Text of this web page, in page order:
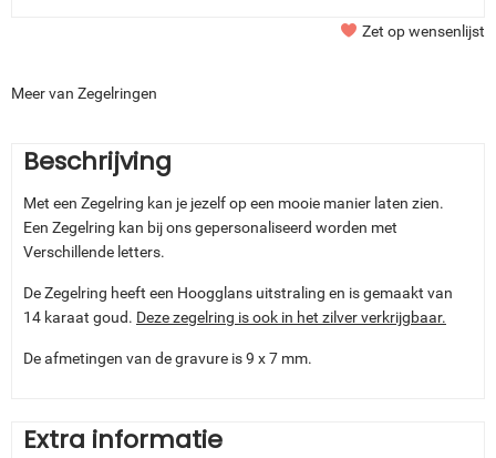
Zet op wensenlijst
Meer van Zegelringen
Beschrijving
Met een Zegelring kan je jezelf op een mooie manier laten zien.
Een Zegelring kan bij ons gepersonaliseerd worden met
Verschillende letters.
De Zegelring heeft een Hoogglans uitstraling en is gemaakt van
14 karaat goud. Deze zegelring is ook in het zilver verkrijgbaar.
De afmetingen van de gravure is 9 x 7 mm.
Extra informatie